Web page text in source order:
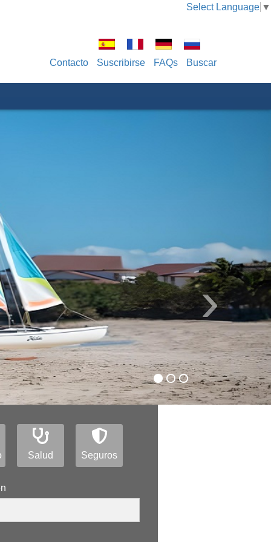
Select Language ▼
Contacto Suscribirse FAQs Buscar
›
Salud Seguros